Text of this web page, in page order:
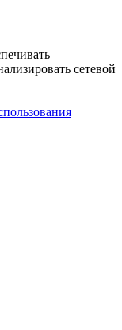
сетевой